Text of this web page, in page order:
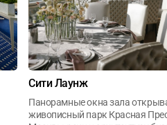
Сити Лаунж
Панорамные окна зала
живописный парк Красная